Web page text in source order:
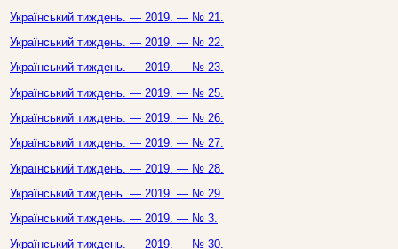
Український тиждень. — 2019. — № 21.
Український тиждень. — 2019. — № 22.
Український тиждень. — 2019. — № 23.
Український тиждень. — 2019. — № 25.
Український тиждень. — 2019. — № 26.
Український тиждень. — 2019. — № 27.
Український тиждень. — 2019. — № 28.
Український тиждень. — 2019. — № 29.
Український тиждень. — 2019. — № 3.
Український тиждень. — 2019. — № 30.